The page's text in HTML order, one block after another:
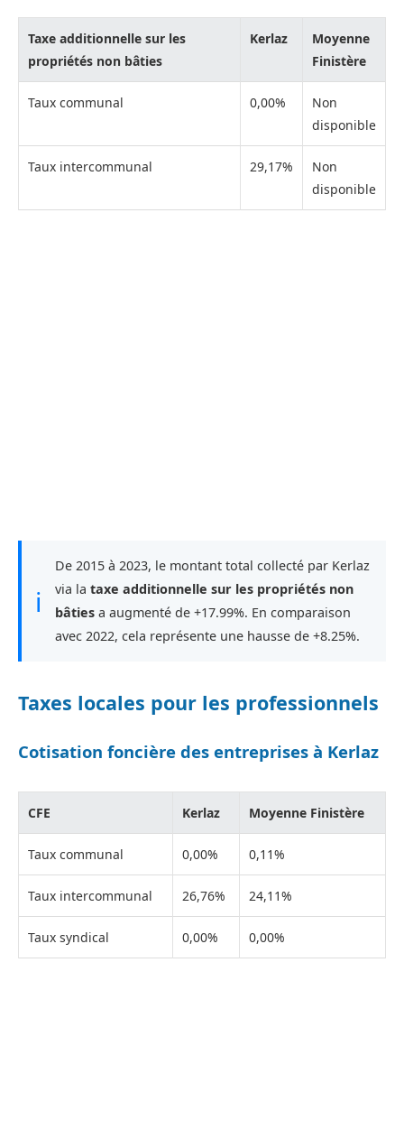
Taxe additionnelle sur les
propriétés non bâties
Kerlaz
Moyenne
Finistère
Taux communal 0,00%
Non
disponible
Taux intercommunal 29,17%
Non
disponible
ℹ
De 2015 à 2023, le montant total collecté par Kerlaz
via la taxe additionnelle sur les propriétés non
bâties a augmenté de +17.99%. En comparaison
avec 2022, cela représente une hausse de +8.25%.
Taxes locales pour les professionnels
Cotisation foncière des entreprises à Kerlaz
CFE Kerlaz Moyenne Finistère
Taux communal 0,00% 0,11%
Taux intercommunal 26,76% 24,11%
Taux syndical 0,00% 0,00%